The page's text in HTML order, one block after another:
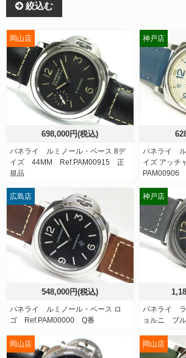
絞込む
698,000円(税込)
パネライ ルミノール・ベース 8デ
イズ 44MM Ref.PAM00915 正
規品
岡山店
パネライ ル
イズ アッ
PAM00906
神戸店
548,000円(税込)
パネライ ルミノール・ベース ロ
ゴ Ref.PAM00000 Q番
広島店
パネライ ラ
ョルニ ブ
神戸店
岡山店 岡山店